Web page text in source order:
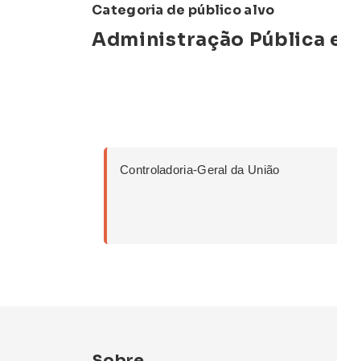
Categoria de público alvo
Administração Pública
Controladoria-Geral da União